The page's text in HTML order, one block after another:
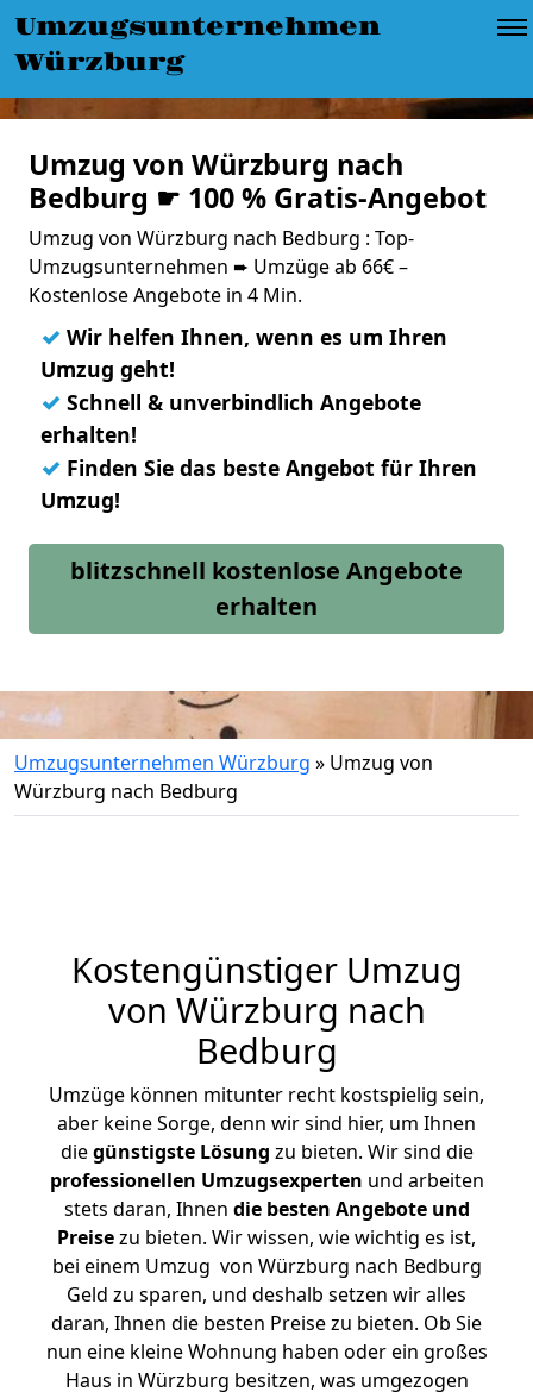
Umzugsunternehmen
Würzburg
Umzug von Würzburg nach
Bedburg ☛ 100 % Gratis-Angebot
Umzug von Würzburg nach Bedburg : Top-
Umzugsunternehmen ➨ Umzüge ab 66€ –
Kostenlose Angebote in 4 Min.
✓ Wir helfen Ihnen, wenn es um Ihren
Umzug geht!
✓ Schnell & unverbindlich Angebote
erhalten!
✓ Finden Sie das beste Angebot für Ihren
Umzug!
blitzschnell kostenlose Angebote
erhalten
Umzugsunternehmen Würzburg » Umzug von
Würzburg nach Bedburg
Kostengünstiger Umzug
von Würzburg nach
Bedburg
Umzüge können mitunter recht kostspielig sein,
aber keine Sorge, denn wir sind hier, um Ihnen
diegünstigste Lösung zu bieten. Wir sind die
professionellen Umzugsexperten und arbeiten
stets daran, Ihnen die besten Angebote und
Preisezu bieten. Wir wissen, wie wichtig es ist,
bei einem Umzug von Würzburg nach Bedburg
Geld zu sparen, und deshalb setzen wir alles
daran, Ihnen die besten Preise zu bieten. Ob Sie
nun eine kleine Wohnung haben oder ein großes
Haus in Würzburg besitzen, was umgezogen